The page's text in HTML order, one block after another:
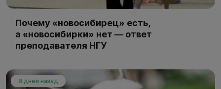
Почему «новосибирец» есть,
а «новосибирки» нет — ответ
преподавателя НГУ
8 дней назад